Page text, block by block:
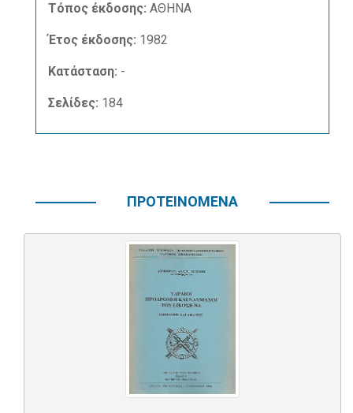
Τόπος έκδοσης: ΑΘΗΝΑ
Έτος έκδοσης: 1982
Κατάσταση: -
Σελίδες: 184
ΠΡΟΤΕΙΝΟΜΕΝΑ